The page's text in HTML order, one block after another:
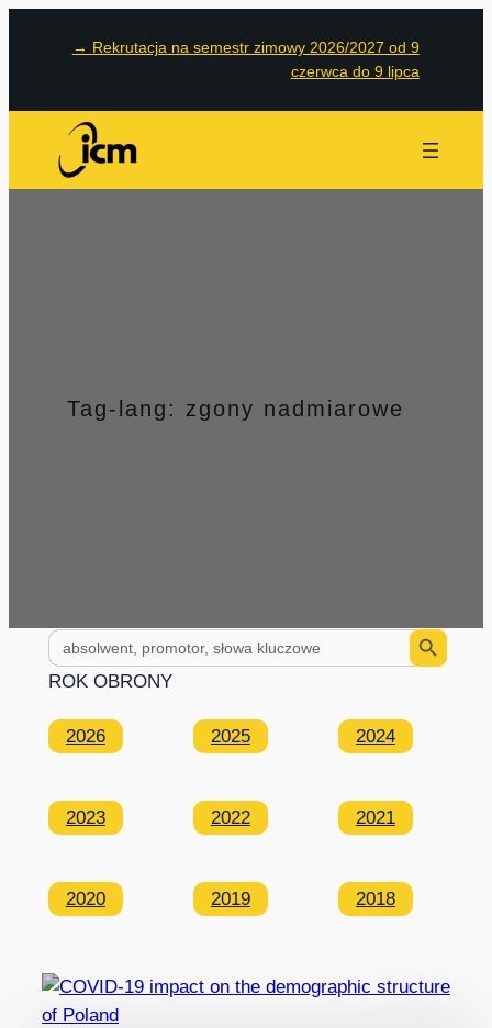
→ Rekrutacja na semestr zimowy 2026/2027 od 9
czerwca do 9 lipca
Tag-lang: zgony nadmiarowe
Search
for:
Search Button
ROK OBRONY
2026 2025 2024
2023 2022 2021
2020 2019 2018